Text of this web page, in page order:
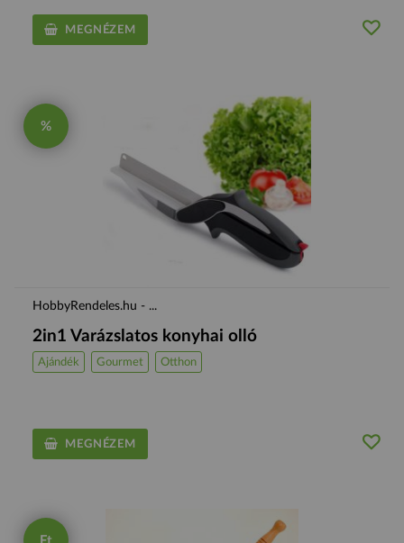
MEGNÉZEM
%
HobbyRendeles.hu - ...
2in1 Varázslatos konyhai olló
Ajándék Gourmet Otthon
MEGNÉZEM